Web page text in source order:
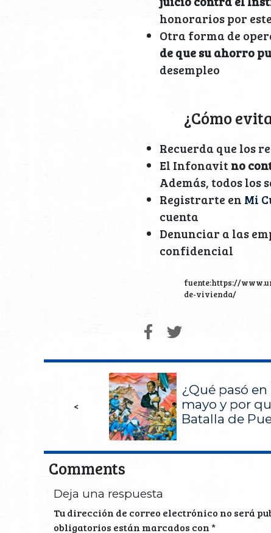
honorarios por
Otra forma de
de que su ahorro
desempleo
¿Cómo
Recuerda que los
El Infonavitno
Además, todos
Registrarte en Mi
cuenta
Denunciar a las
confidencial
fuente:https://
de-vivienda/
<
¿Qué pasó
mayo y por
Batalla de
Comments
Deja una respuesta
Tu dirección de correo electrónico no será
obligatorios están marcados con*